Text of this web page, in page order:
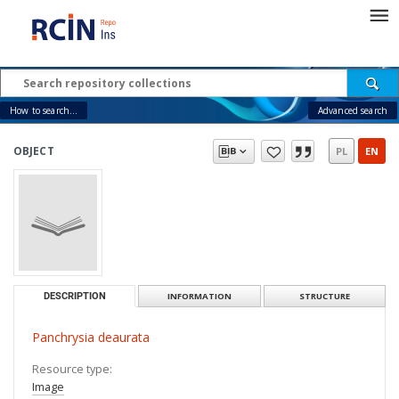
How to search... Advanced search
OBJECT PL EN
DESCRIPTION INFORMATION STRUCTURE
Panchrysia deaurata
Resource type:
Image